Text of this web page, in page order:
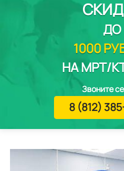
ДО
1000
НА МРТ/
Звоните
8 (812)